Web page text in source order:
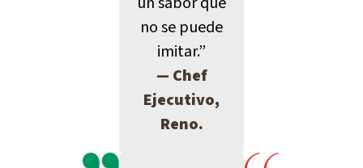
no se puede
imitar.”
— Chef
Ejecutivo,
Reno.